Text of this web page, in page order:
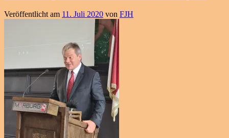
Veröffentlicht am 11. Juli 2020 von FJH